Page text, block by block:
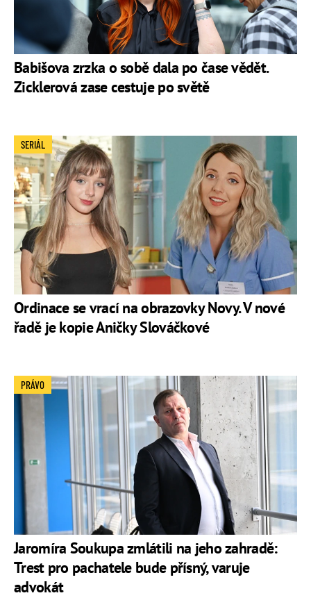
Babišova zrzka o sobě dala po čase vědět.
Zicklerová zase cestuje po světě
Ordinace se vrací na obrazovky Novy. V nové
řadě je kopie Aničky Slováčkové
SERIÁL
Jaromíra Soukupa zmlátili na jeho zahradě:
Trest pro pachatele bude přísný, varuje
advokát
PRÁVO